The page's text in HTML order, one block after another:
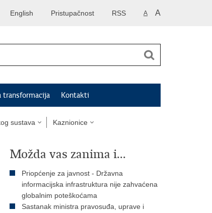
A A
RSS
Pristupačnost
English
transformacija Kontakti
sustava
Kaznionice
Možda vas zanima i...
Priopćenje za javnost - Državna
informacijska infrastruktura nije zahvaćena
globalnim poteškoćama
Sastanak ministra pravosuđa, uprave i